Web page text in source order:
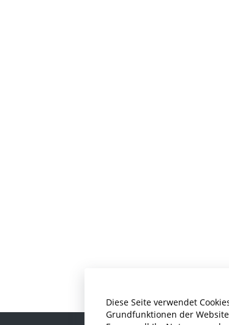
Diese Seite verwendet
Grundfunktionen der